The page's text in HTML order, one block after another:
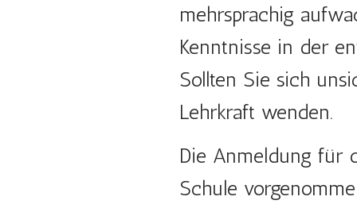
mehrsprachig
Kenntnisse in der
Sollten Sie sich
Lehrkraft wenden.
Die Anmeldung für
Schule